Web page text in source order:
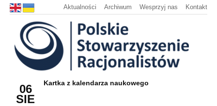
Aktualności Archiwum Wesprzyj nas Kontakt
06
SIE
Kartka z kalendarza naukowego